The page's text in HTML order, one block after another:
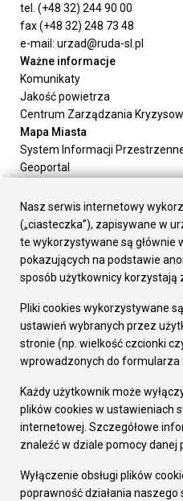
tel. (+48 32) 244 90 00
fax (+48 32) 248 73 48
e-mail: urzad@ruda-sl.pl
Ważne informacje
Komunikaty
Jakość powietrza
Centrum Zarządzania
Mapa Miasta
System Informacji
Geoportal
Załatw sprawę
Prezydent Miasta
Rada Miasta
Wydziały
Elektroniczna Skrzynka
Gospodarka
Fundusze europejskie
Środki krajowe
Oferty inwestycyjne
Pozostałe
Deklaracja dostępności
Dane osobowe
Dodaj opinię o witrynie
Nasz serwis internetowy
(„ciasteczka”), zapisywane w
te wykorzystywane są głównie
pokazujących na podstawie
sposób użytkownicy korzystają
Pliki cookies wykorzystywane
ustawień wybranych przez
stronie (np. wielkość czcionki
wprowadzonych do formularza
Każdy użytkownik może
plików cookies w ustawieniach
internetowej. Szczegółowe
znaleźć w dziale pomocy danej
Wyłączenie obsługi plików
poprawność działania naszego